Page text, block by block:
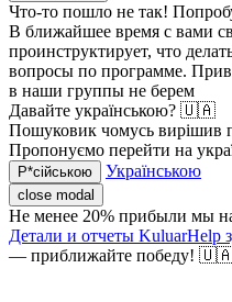
Что-то пошло не так!
В ближайшее время с вами
проинструктирует, что
вопросы по программе.
в наши группы не берем
Давайте українською? 🇺🇦
Пошуковик чомусь вирішив
Пропонуємо перейти на
Р*сійською Українською
close modal
Не менее 20% прибыли мы
Детали и отчеты KuluarHelp
— приближайте победу!